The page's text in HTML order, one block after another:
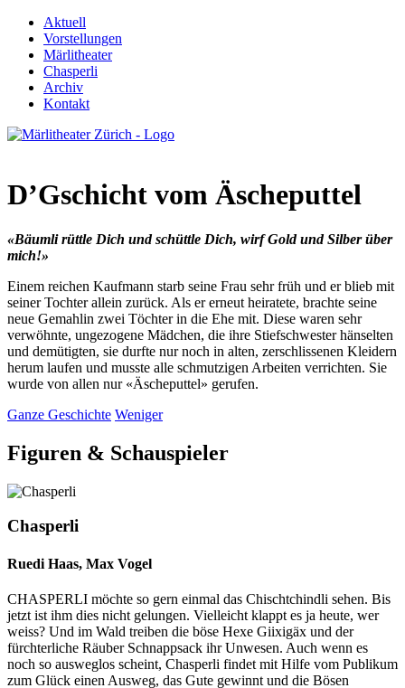
Aktuell
Vorstellungen
Märlitheater
Chasperli
Archiv
Kontakt
D’Gschicht vom Äscheputtel
«Bäumli rüttle Dich und schüttle Dich, wirf Gold und Silber über
mich!»
Einem reichen Kaufmann starb seine Frau sehr früh und er blieb mit
seiner Tochter allein zurück. Als er erneut heiratete, brachte seine
neue Gemahlin zwei Töchter in die Ehe mit. Diese waren sehr
verwöhnte, ungezogene Mädchen, die ihre Stiefschwester hänselten
und demütigten, sie durfte nur noch in alten, zerschlissenen Kleidern
herum laufen und musste alle schmutzigen Arbeiten verrichten. Sie
wurde von allen nur «Äscheputtel» gerufen.
Ganze Geschichte Weniger
Figuren & Schauspieler
Chasperli
Ruedi Haas, Max Vogel
CHASPERLI möchte so gern einmal das Chischtchindli sehen. Bis
jetzt ist ihm dies nicht gelungen. Vielleicht klappt es ja heute, wer
weiss? Und im Wald treiben die böse Hexe Giixigäx und der
fürchterliche Räuber Schnappsack ihr Unwesen. Auch wenn es
noch so ausweglos scheint, Chasperli findet mit Hilfe vom Publikum
zum Glück einen Ausweg, das Gute gewinnt und die Bösen